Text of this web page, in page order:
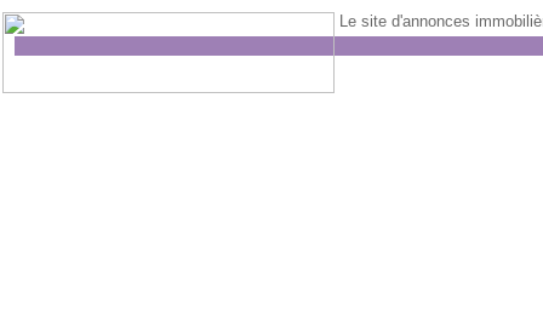
Le site d'annonces